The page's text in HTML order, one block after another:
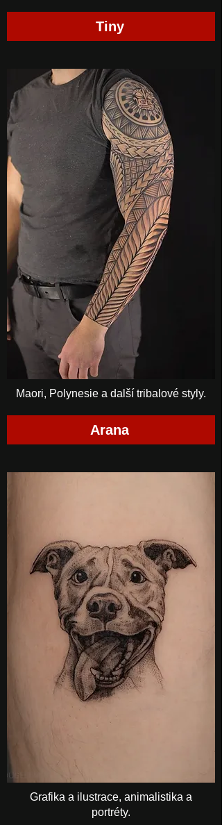
Tiny
Maori, Polynesie a další tribalové styly.
Arana
Grafika a ilustrace, animalistika a
portréty.